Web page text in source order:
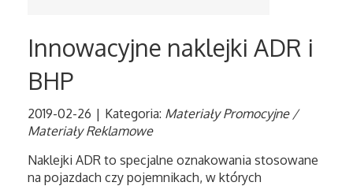
Agencje Reklamowe
Materiały Reklamowe
Innowacyjne naklejki ADR i
BHP
2019-02-26 | Kategoria: Materiały Promocyjne /
Materiały Reklamowe
Naklejki ADR to specjalne oznakowania stosowane
na pojazdach czy pojemnikach, w których